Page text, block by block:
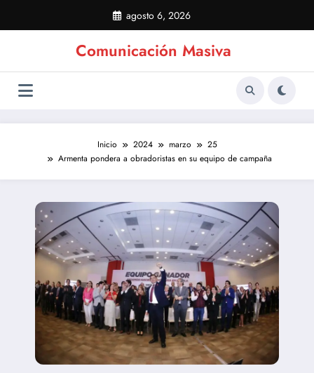
contenido
agosto 6, 2026
Comunicación Masiva
Inicio 2024 marzo
25
Armenta pondera a obradoristas en su equipo de campaña